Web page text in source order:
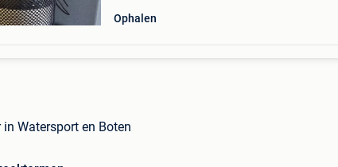
Ophalen
Watersport en Boten